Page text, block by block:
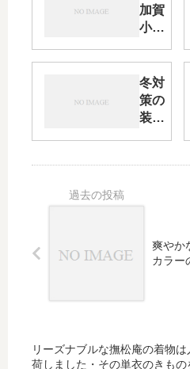
加賀
小紋
ーデ
ィネ
ー
ト・
邪気
冬対
策の
装い
「時
う
「ゴ
草
履」
爽やか
カラー
リーズナブルな撫松庵の着物は
荷しました・その単衣のきもの